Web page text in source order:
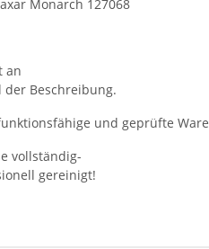
Monarch 127068
an
Beschreibung.
und geprüfte Ware
vollständig-
gereinigt!